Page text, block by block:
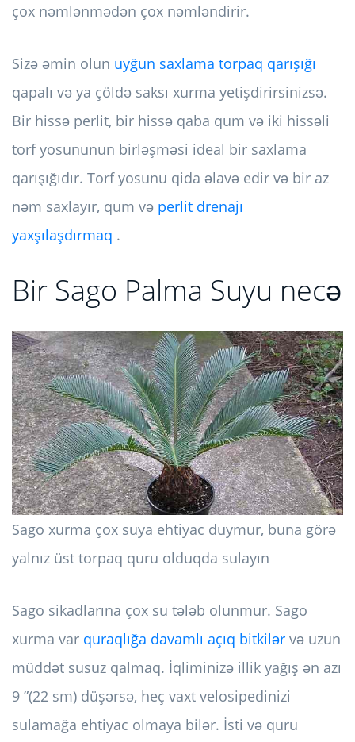
çox nəmlənmədən çox nəmləndirir.
Sizə əmin olun uyğun saxlama torpaq qarışığı
qapalı və ya çöldə saksı xurma yetişdirirsinizsə.
Bir hissə perlit, bir hissə qaba qum və iki hissəli
torf yosununun birləşməsi ideal bir saxlama
qarışığıdır. Torf yosunu qida əlavə edir və bir az
nəm saxlayır, qum və perlit drenajı
yaxşılaşdırmaq .
Bir Sago Palma Suyu necə
Sago xurma çox suya ehtiyac duymur, buna görə
yalnız üst torpaq quru olduqda sulayın
Sago sikadlarına çox su tələb olunmur. Sago
xurma var quraqlığa davamlı açıq bitkilər və uzun
müddət susuz qalmaq. İqliminizə illik yağış ən azı
9 ”(22 sm) düşərsə, heç vaxt velosipedinizi
sulamağa ehtiyac olmaya bilər. İsti və quru